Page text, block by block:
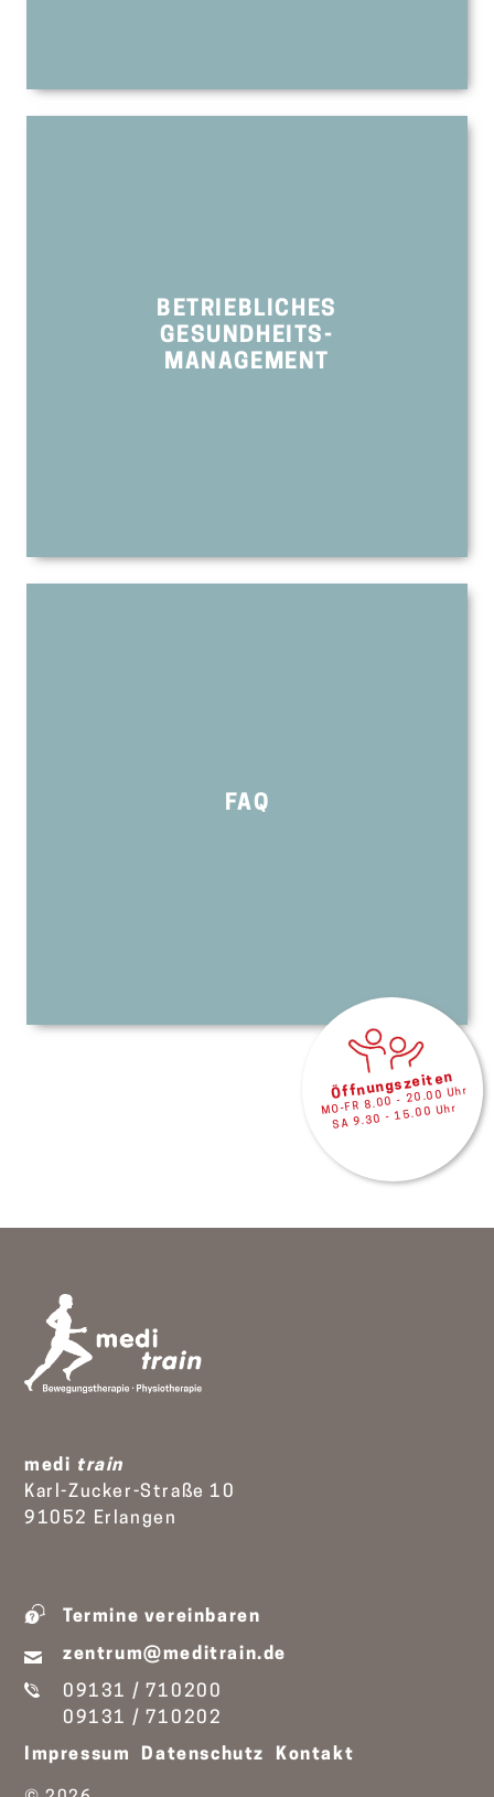
BETRIEBLICHES
GESUNDHEITS-
MANAGEMENT
FAQ
medi train
Karl-Zucker-Straße 10
91052 Erlangen
Termine vereinbaren
zentrum@meditrain.de
09131 / 710200
09131 / 710202
Impressum Datenschutz Kontakt
Öffnungszeiten
MO-FR 8.00 - 20.00 Uhr
SA 9.30 - 15.00 Uhr